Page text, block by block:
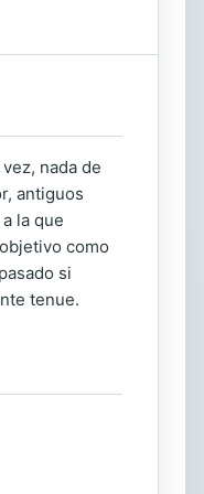
nada de
antiguos
la que
como
si
tenue.